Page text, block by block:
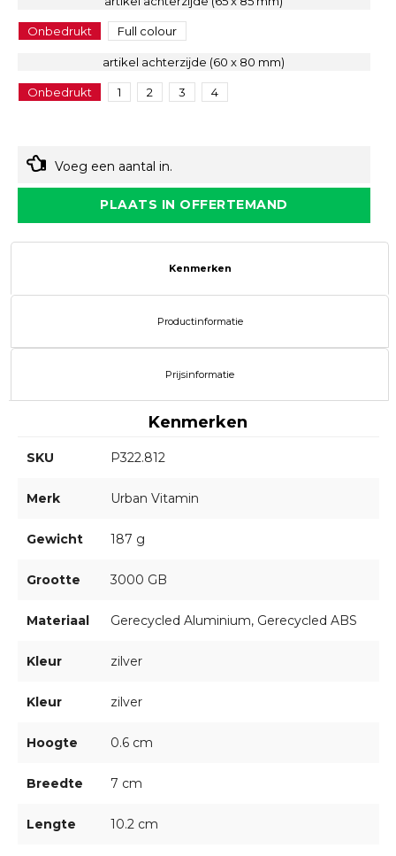
Onbedrukt Full colour
artikel achterzijde (60 x 80 mm)
Onbedrukt 1 2 3 4
Voeg een aantal in.
PLAATS IN OFFERTEMAND
Kenmerken
Productinformatie
Prijsinformatie
Kenmerken
SKU P322.812
Merk Urban Vitamin
Gewicht 187 g
Grootte 3000 GB
Materiaal Gerecycled Aluminium, Gerecycled ABS
Kleur zilver
Kleur zilver
Hoogte 0.6 cm
Breedte 7 cm
Lengte 10.2 cm